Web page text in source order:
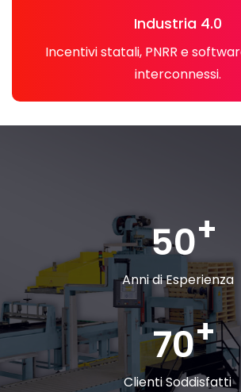
Industria 4.0
Incentivi statali, PNRR e
interconnessi.
50
Anni di Esperienza
70
Clienti Soddisfatti